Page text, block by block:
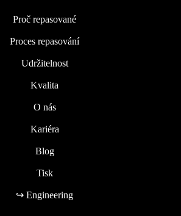
Proč repasované
Proces repasování
Udržitelnost
Kvalita
O nás
Kariéra
Blog
Tisk
↪ Engineering